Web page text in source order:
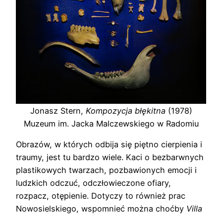
Jonasz Stern, Kompozycja błękitna(1978)
Muzeum im. Jacka Malczewskiego w Radomiu
Obrazów, w których odbija się piętno cierpienia i
traumy, jest tu bardzo wiele. Kaci o bezbarwnych
plastikowych twarzach, pozbawionych emocji i
ludzkich odczuć, odczłowieczone ofiary,
rozpacz, otępienie. Dotyczy to również prac
Nowosielskiego, wspomnieć można choćby Villa